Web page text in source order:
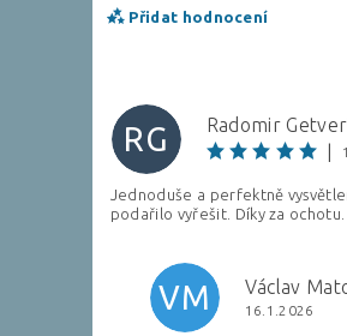
Přidat hodnocení
Vložením hodnocení
RG
Radomir
Jednoduše a perfektně
podařilo vyřešit. Díky za ochotu.
VM Václav
16.1.2026